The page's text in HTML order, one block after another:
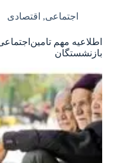
اجتماعی, اقتصادی
اطلاعیه مهم
بازنشستگان